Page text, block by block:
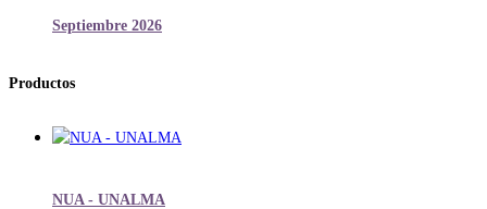
Septiembre 2026
Productos
NUA - UNALMA